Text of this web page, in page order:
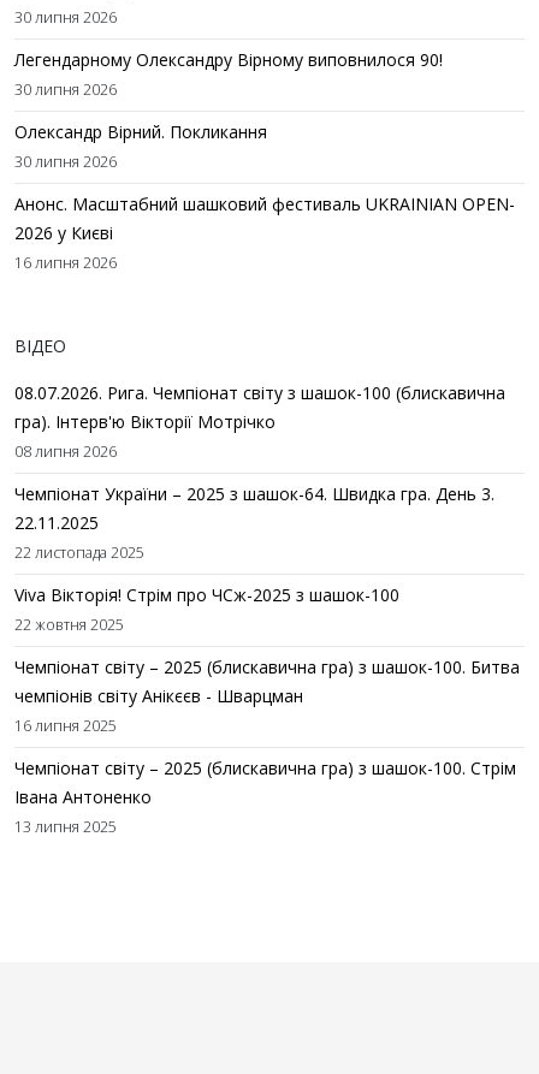
30 липня 2026
Легендарному Олександру Вірному виповнилося 90!
30 липня 2026
Олександр Вірний. Покликання
30 липня 2026
Анонс. Масштабний шашковий фестиваль UKRAINIAN OPEN-
2026 у Києві
16 липня 2026
ВІДЕО
08.07.2026. Рига. Чемпіонат світу з шашок-100 (блискавична
гра). Інтерв'ю Вікторії Мотрічко
08 липня 2026
Чемпіонат України – 2025 з шашок-64. Швидка гра. День 3.
22.11.2025
22 листопада 2025
Viva Вікторія! Стрім про ЧСж-2025 з шашок-100
22 жовтня 2025
Чемпіонат світу – 2025 (блискавична гра) з шашок-100. Битва
чемпіонів світу Анікєєв - Шварцман
16 липня 2025
Чемпіонат світу – 2025 (блискавична гра) з шашок-100. Стрім
Івана Антоненко
13 липня 2025